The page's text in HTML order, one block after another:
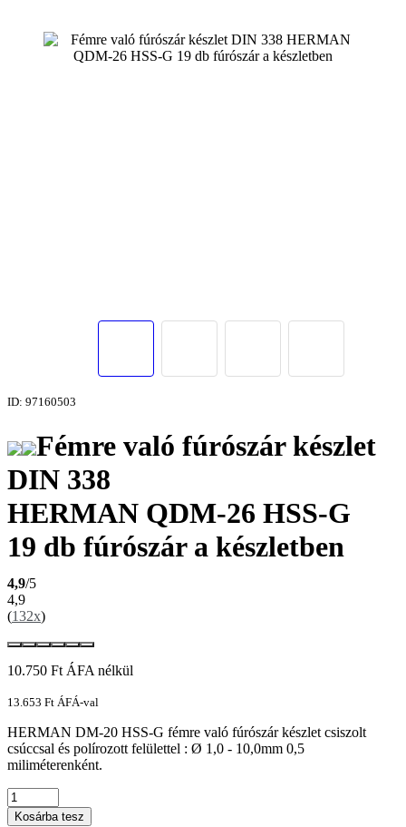
ID: 97160503
Fémre való fúrószár készlet
DIN 338
HERMAN QDM-26 HSS-G
19 db fúrószár a készletben
4,9/5
4,9
(132x)
10.750 Ft ÁFA nélkül
13.653 Ft ÁFÁ-val
HERMAN DM-20 HSS-G fémre való fúrószár készlet csiszolt
csúccsal és polírozott felülettel : Ø 1,0 - 10,0mm 0,5
miliméterenként.
Kosárba tesz